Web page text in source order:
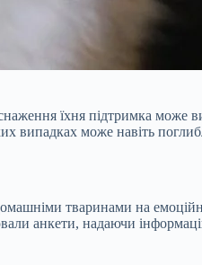
їхня підтримка може
випадках може навіть
тваринами на
анкети, надаючи